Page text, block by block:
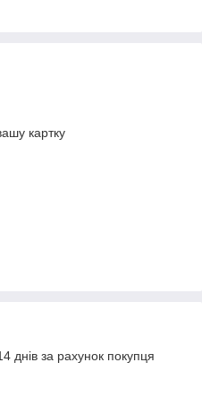
картку
днів за рахунок покупця